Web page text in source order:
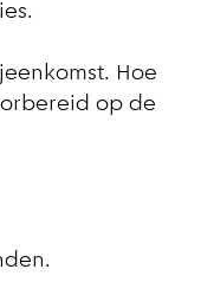
Hoe
op de